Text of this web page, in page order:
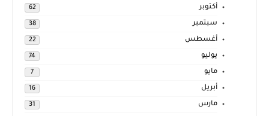
أكتوبر 62
سبتمبر 38
أغسطس 22
يوليو 74
مايو 7
أبريل 16
مارس 31